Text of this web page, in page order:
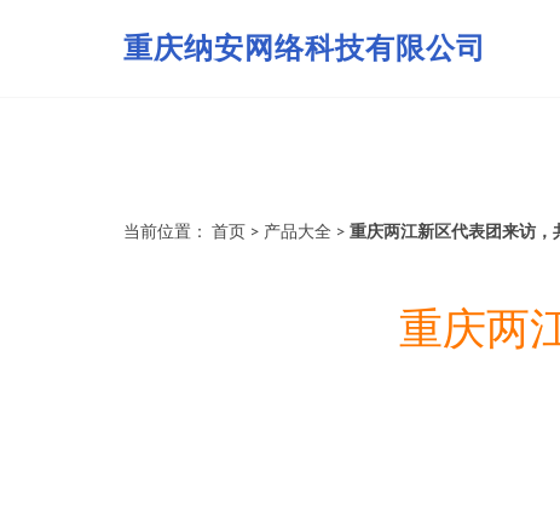
重庆纳安网络科技有限公司
当前位置： 首页 > 产品大全 > 重庆两江新区代表团来访
重庆两